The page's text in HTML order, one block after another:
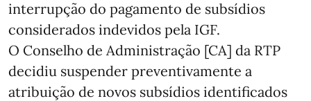
interrupção do pagamento de subsídios
considerados indevidos pela IGF.
O Conselho de Administração [CA] da RTP
decidiu suspender preventivamente a
atribuição de novos subsídios identificados